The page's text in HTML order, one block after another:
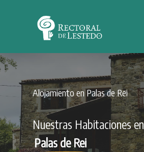
content
AlojamientoenPalasdeRei
Nuestras Habitaciones en
Palas de Rei